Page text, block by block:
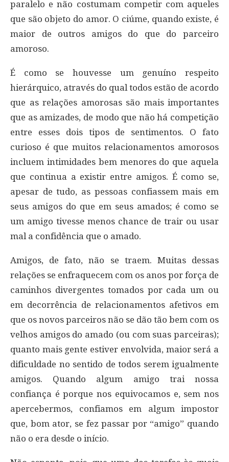
paralelo e não costumam competir com aqueles
que são objeto do amor. O ciúme, quando existe, é
maior de outros amigos do que do parceiro
amoroso.
É como se houvesse um genuíno respeito
hierárquico, através do qual todos estão de acordo
que as relações amorosas são mais importantes
que as amizades, de modo que não há competição
entre esses dois tipos de sentimentos. O fato
curioso é que muitos relacionamentos amorosos
incluem intimidades bem menores do que aquela
que continua a existir entre amigos. É como se,
apesar de tudo, as pessoas confiassem mais em
seus amigos do que em seus amados; é como se
um amigo tivesse menos chance de trair ou usar
mal a confidência que o amado.
Amigos, de fato, não se traem. Muitas dessas
relações se enfraquecem com os anos por força de
caminhos divergentes tomados por cada um ou
em decorrência de relacionamentos afetivos em
que os novos parceiros não se dão tão bem com os
velhos amigos do amado (ou com suas parceiras);
quanto mais gente estiver envolvida, maior será a
dificuldade no sentido de todos serem igualmente
amigos. Quando algum amigo trai nossa
confiança é porque nos equivocamos e, sem nos
apercebermos, confiamos em algum impostor
que, bom ator, se fez passar por “amigo” quando
não o era desde o início.